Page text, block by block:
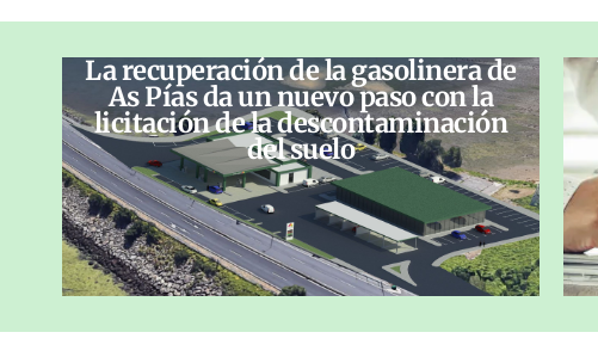
La recuperación de la gasolinera de
As Pías da un nuevo paso con la
licitación de la descontaminación
del suelo